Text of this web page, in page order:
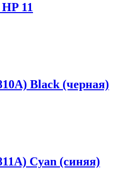
11
Black (черная)
Cyan (синяя)